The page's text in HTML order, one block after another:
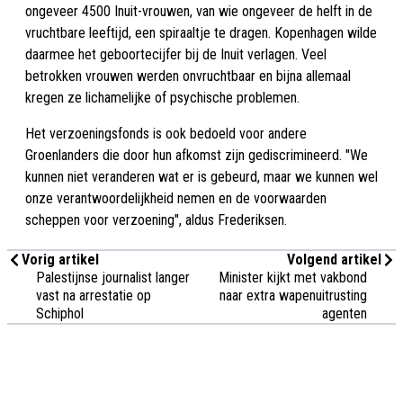
ongeveer 4500 Inuit-vrouwen, van wie ongeveer de helft in de
vruchtbare leeftijd, een spiraaltje te dragen. Kopenhagen wilde
daarmee het geboortecijfer bij de Inuit verlagen. Veel
betrokken vrouwen werden onvruchtbaar en bijna allemaal
kregen ze lichamelijke of psychische problemen.
Het verzoeningsfonds is ook bedoeld voor andere
Groenlanders die door hun afkomst zijn gediscrimineerd. "We
kunnen niet veranderen wat er is gebeurd, maar we kunnen wel
onze verantwoordelijkheid nemen en de voorwaarden
scheppen voor verzoening", aldus Frederiksen.
Vorig artikel
Palestijnse journalist langer
vast na arrestatie op
Schiphol
Volgend artikel
Minister kijkt met vakbond
naar extra wapenuitrusting
agenten